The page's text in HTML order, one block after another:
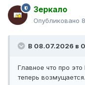
Зеркало
Опубликовано
В 08.07.2026 в
Главное что про
теперь